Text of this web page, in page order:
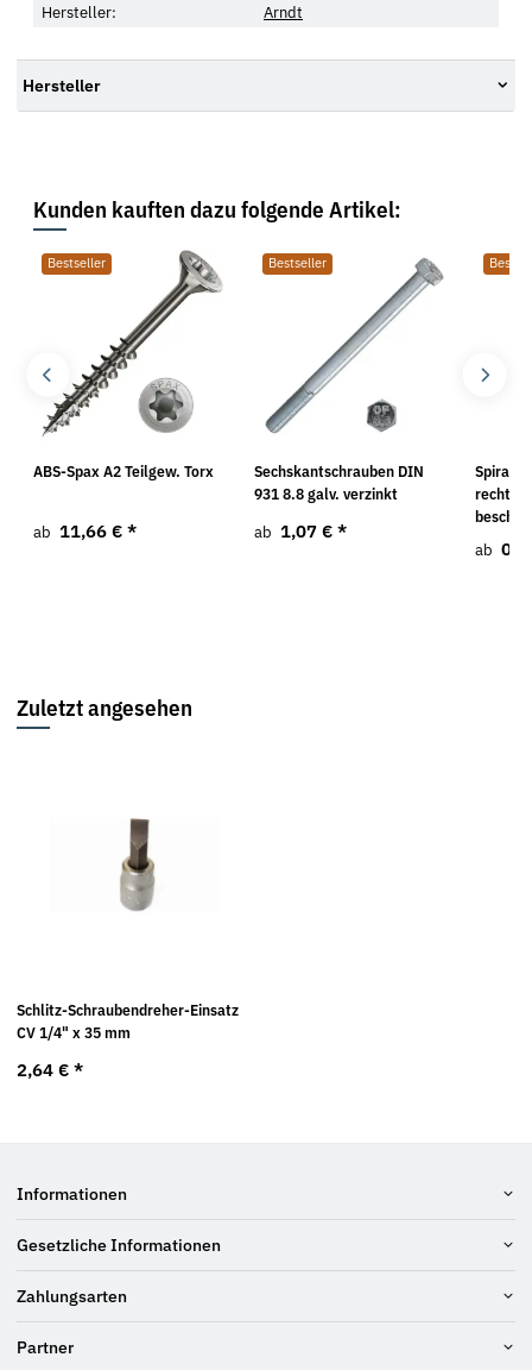
Hersteller:
Arndt
Hersteller
Kunden kauften dazu folgende Artikel:
Bestseller
ABS-Spax A2 Teilgew. Torx
ab 11,66 € *
Bestseller
Sechskantschrauben DIN
931 8.8 galv. verzinkt
ab 1,07 € *
rechts
ab
Zuletzt angesehen
Schlitz-Schraubendreher-Einsatz
CV 1/4" x 35 mm
2,64 € *
Informationen
Gesetzliche Informationen
Zahlungsarten
Partner